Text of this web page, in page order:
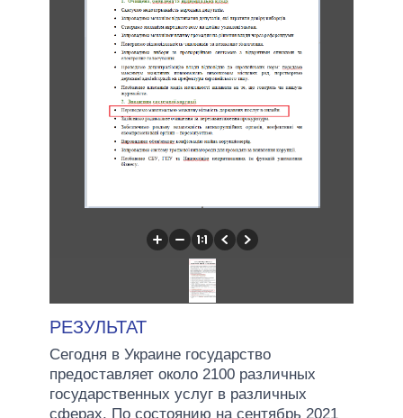
РЕЗУЛЬТАТ
Сегодня в Украине государство
предоставляет около 2100 различных
государственных услуг в различных
сферах. По состоянию на сентябрь 2021